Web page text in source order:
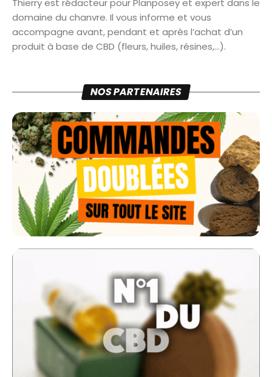
Thierry est rédacteur pour Planposey et expert dans le
domaine du chanvre. Il vous informe et vous
accompagne avant, pendant et après l’achat d’un
produit à base de CBD (fleurs, huiles, résines,...).
NOS PARTENAIRES